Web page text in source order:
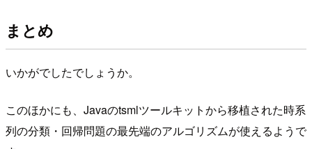
まとめ
いかがでしたでしょうか。
このほかにも、Javaのtsmlツールキットから移植された時系
列の分類・回帰問題の最先端のアルゴリズムが使えるようで